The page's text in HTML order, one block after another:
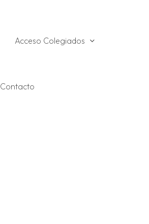
Acceso Colegiados
Contacto